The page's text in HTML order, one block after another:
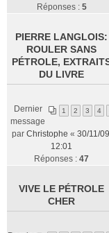
Réponses : 5
PIERRE LANGLOIS:
ROULER SANS
PÉTROLE,
DU LIVRE
1 2 3 4
Dernier
message
par Christophe « 30/11/
12:01
Réponses : 47
VIVE LE PÉTROLE
CHER